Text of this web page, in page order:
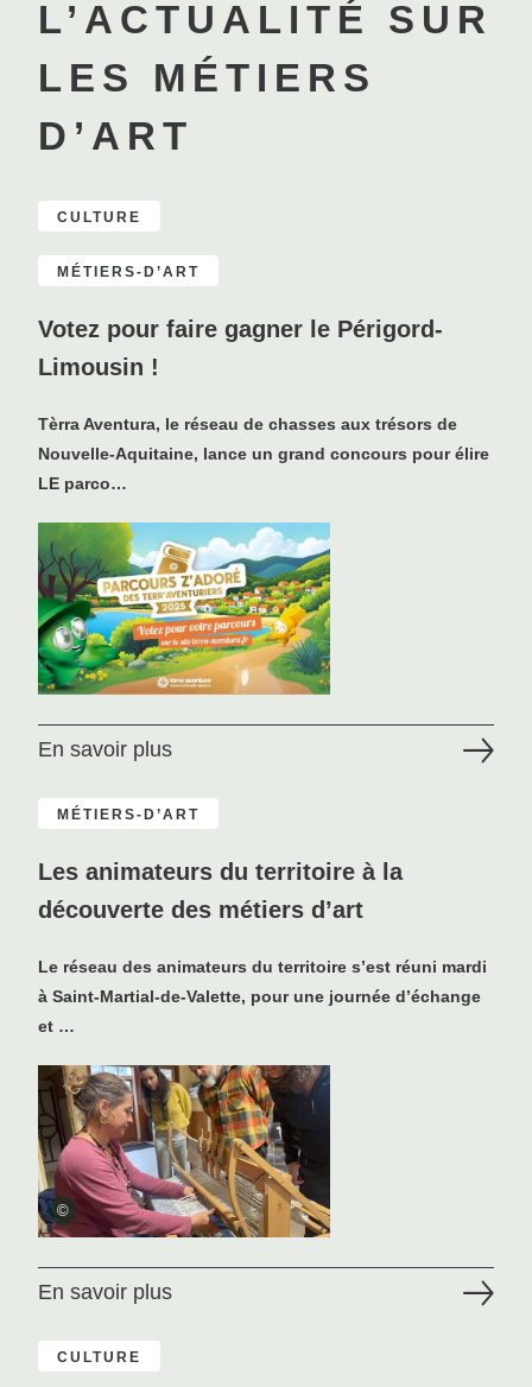
L’ACTUALITÉ SUR
LES MÉTIERS
D’ART
CULTURE
MÉTIERS-D’ART
Votez pour faire gagner le Périgord-
Limousin !
Tèrra Aventura, le réseau de chasses aux trésors de
Nouvelle-Aquitaine, lance un grand concours pour élire
LE parco…
En savoir plus
MÉTIERS-D’ART
Les animateurs du territoire à la
découverte des métiers d’art
Le réseau des animateurs du territoire s’est réuni mardi
à Saint-Martial-de-Valette, pour une journée d’échange
et …
©
En savoir plus
CULTURE